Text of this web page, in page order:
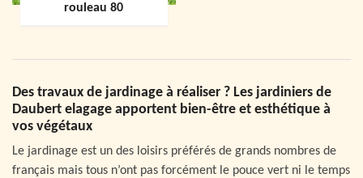
rouleau 80
Des travaux de jardinage à réaliser ? Les jardiniers de
Daubert elagage apportent bien-être et esthétique à
vos végétaux
Le jardinage est un des loisirs préférés de grands nombres de
français mais tous n’ont pas forcément le pouce vert ni le temps